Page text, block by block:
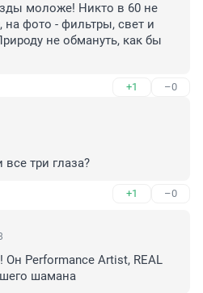
моложе! Никто в 60 не
на фото - фильтры, свет и
не обмануть, как бы
+1 –0
три глаза?
+1 –0
Он Performance Artist, REAL
шамана